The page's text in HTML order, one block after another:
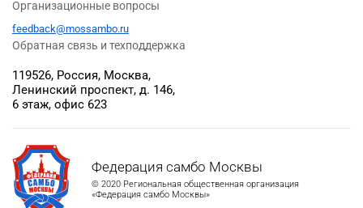
Федерация самбо Москвы
© 2020 Региональная общественная организация
«Федерация самбо Москвы»
119526, Россия, Москва,
Ленинский проспект, д. 146,
6 этаж, офис 623
Организационные вопросы
feedback@mossambo.ru
Обратная связь и техподдержка